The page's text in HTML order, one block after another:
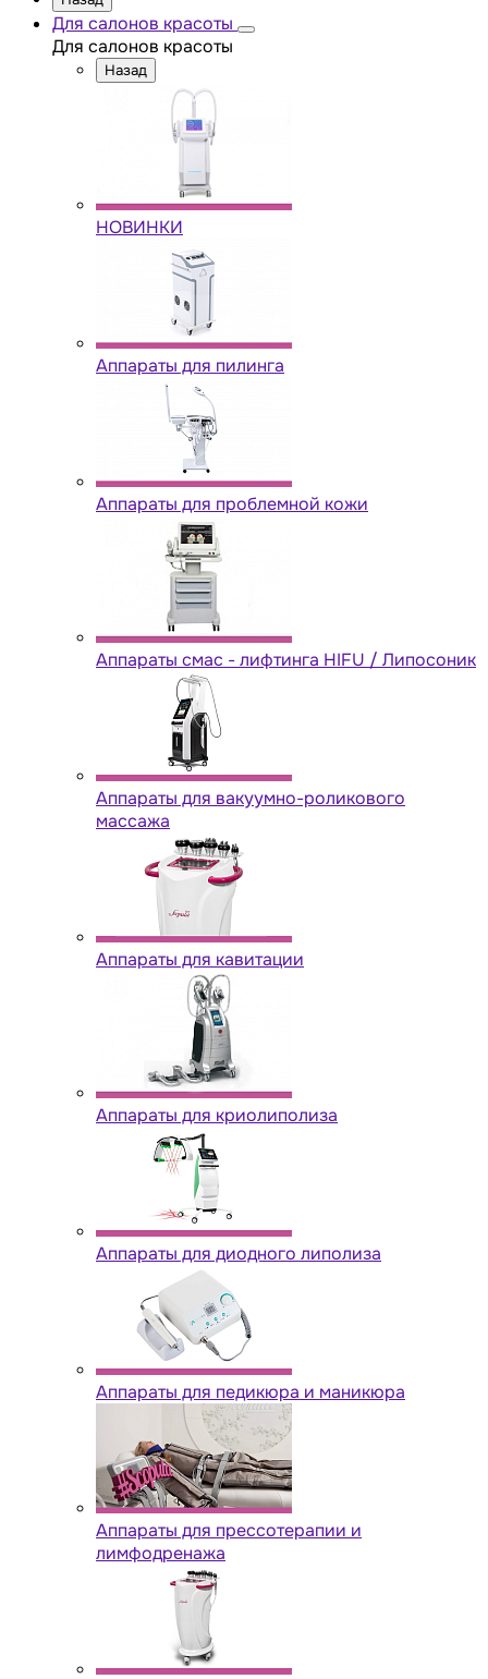
Для салонов красоты
Для салонов красоты
Назад
НОВИНКИ
Аппараты для пилинга
Аппараты для проблемной кожи
Аппараты cмас - лифтинга HIFU / Липосоник
Аппараты для вакуумно-роликового
массажа
Аппараты для кавитации
Аппараты для криолиполиза
Аппараты для диодного липолиза
Аппараты для педикюра и маникюра
Аппараты для прессотерапии и
лимфодренажа